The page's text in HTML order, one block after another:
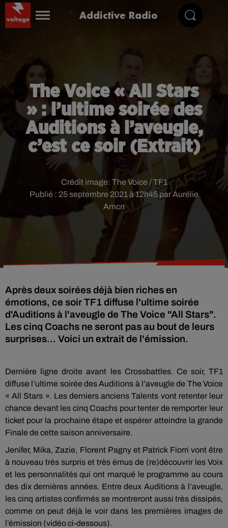
Addictive Radio
The Voice « All Stars
» : l’ultime soirée des
Auditions à l’aveugle,
c’est ce soir (Extrait)
Publié : 25 septembre 2021 à 12h45 par Aurélie
Amcn
Crédit image: The Voice / TF1
Après deux soirées déjà bien riches en
émotions, ce soir TF1 diffuse l'ultime soirée
d'Auditions à l'aveugle de The Voice "All Stars".
Les cinq Coachs ne seront pas au bout de leurs
surprises... Voici un extrait de l'émission.
Dernière ligne droite avant les Crossbattles. Ce soir, TF1
diffuse l’ultime soirée des Auditions à l’aveugle de The Voice
« All Stars ». Les derniers anciens Talents vont retenter leur
chance devant les cinq Coachs pour tenter de remporter leur
ticket pour la prochaine étape et espérer atteindre la grande
Finale de cette saison anniversaire.
Jenifer, Mika, Zazie, Florent Pagny et Patrick Fiorri vont être
à nouveau très surpris et très émus de (re)découvrir les Voix
et les personnalités qui ont marqué le programme au cours
des dix dernières années. Entre deux Auditions à l’aveugle,
les cinq artistes confirmés se montreront aussi très dissipés,
comme on peut déjà le voir dans les premières images de
l’émission (vidéo ci-dessous).